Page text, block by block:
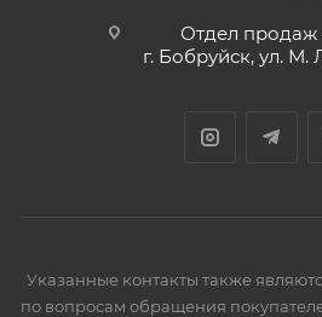
Отдел продаж
г. Бобруйск, ул. М.
Указанные контакты также
по вопросам обращения